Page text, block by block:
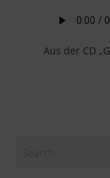
Aus der CD „G